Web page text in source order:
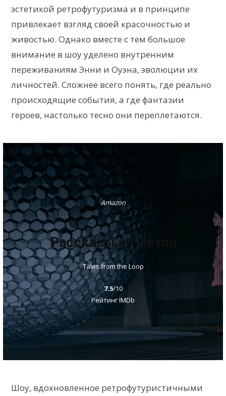
эстетикой ретрофутуризма и в принципе
привлекает взгляд своей красочностью и
живостью. Однако вместе с тем большое
внимание в шоу уделено внутренним
переживаниям Энни и Оуэна, эволюции их
личностей. Сложнее всего понять, где реально
происходящие события, а где фантазии
героев, настолько тесно они переплетаются.
Amazon
Рассказы из Петли
Tales from the Loop
7.5/10
Рейтинг IMDb
Шоу, вдохновленное ретрофутуристичными